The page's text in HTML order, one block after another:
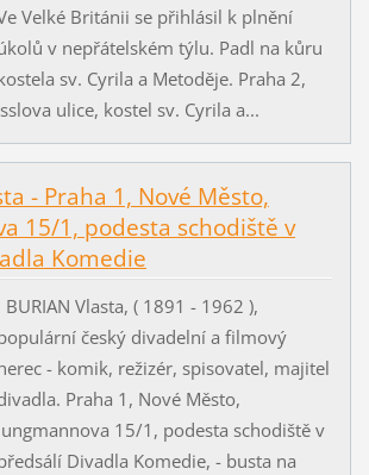
Velké Británii se přihlásil k plnění
v nepřátelském týlu. Padl na kůru
sv. Cyrila a Metoděje. Praha 2,
ulice, kostel sv. Cyrila a...
- Praha 1, Nové Město,
15/1, podesta schodiště v
Komedie
BURIAN Vlasta, ( 1891 - 1962 ),
český divadelní a filmový
- komik, režizér, spisovatel, majitel
Praha 1, Nové Město,
15/1, podesta schodiště v
Divadla Komedie, - busta na